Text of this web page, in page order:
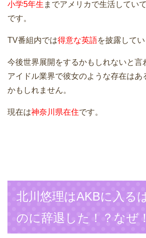
小学5年生 までアメリカで生活してい
です。
TV番組内では得意な英語を披露してい
今後世界展開をするかもしれないと言
アイドル業界で彼女のような存在はあ
かもしれません。
現在は神奈川県在住です。
北川悠理はAKBに入る
のに辞退した！？なぜ